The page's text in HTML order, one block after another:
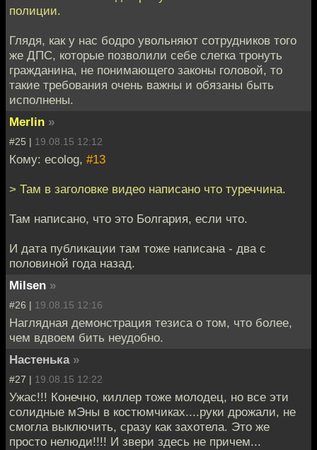
полиции.
Глядя, как у нас бодро увольняют сотрудников того
же ДПС, которые позволили себе слегка тронуть
гражданина, не понимающего законы головой, то
такие требования очень важны и обязаны быть
исполнены.
Merlin »
#25 | 19.08.15 12:12
Кому: ecolog, #13
> Там в заголовке видео написано что туреччина.
Там написано, что это Болгария, если что.
И дата публикации там тоже написана - два с
половиной года назад.
Milsen »
#26 | 19.08.15 12:16
Наглядная демонстрация тезиса о том, что более,
чем вдвоем бить неудобно.
Настенька »
#27 | 19.08.15 12:22
Ужас!!! Конечно, киллер тоже молодец, но все эти
солидные мЭны в костюмчиках....руки дрожали, не
смогла выключить, сразу как захотела. Это же
просто нелюди!!!! И звери здесь не причем...